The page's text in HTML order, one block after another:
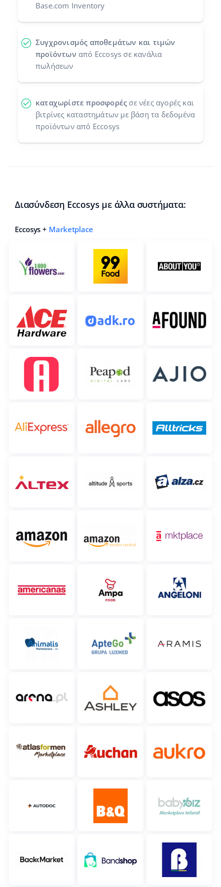
Base.com Inventory
Συγχρονισμός αποθεμάτων και τιμών
προϊόντων από Eccosys σε κανάλια
πωλήσεων
καταχωρίστε προσφορές σε νέες αγορές και
βιτρίνες καταστημάτων με βάση τα δεδομένα
προϊόντων από Eccosys
Διασύνδεση Eccosys με άλλα συστήματα:
Eccosys + Marketplace